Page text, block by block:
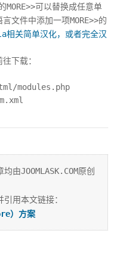
MORE>>可以替换成任意单
文件中添加一项MORE>>的
相关简单汉化，或者完全汉
下载：
modules.php
由JOOMLASK.COM原创
用本文链接：
）方案